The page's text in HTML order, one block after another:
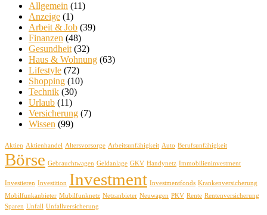
Allgemein (11)
Anzeige (1)
Arbeit & Job (39)
Finanzen (48)
Gesundheit (32)
Haus & Wohnung (63)
Lifestyle (72)
Shopping (10)
Technik (30)
Urlaub (11)
Versicherung (7)
Wissen (99)
Aktien Aktienhandel Altersvorsorge Arbeitsunfähigkeit Auto Berufsunfähigkeit
Börse Gebrauchtwagen Geldanlage GKV Handynetz Immobilieninvestment
Investieren Investition Investment Investmentfonds Krankenversicherung
Mobilfunkanbieter Mubilfunknetz Netzanbieter Neuwagen PKV Rente Rentenversicherung
Sparen Unfall Unfallversicherung